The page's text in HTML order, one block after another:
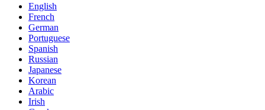
English
French
German
Portuguese
Spanish
Russian
Japanese
Korean
Arabic
Irish